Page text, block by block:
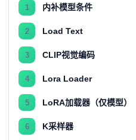
1 内补模型条件
2 Load Text
3 CLIP视觉编码
4 Lora Loader
5 LoRA加载器（仅模型）
6 K采样器